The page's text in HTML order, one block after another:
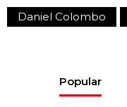
Daniel Colombo
Popular